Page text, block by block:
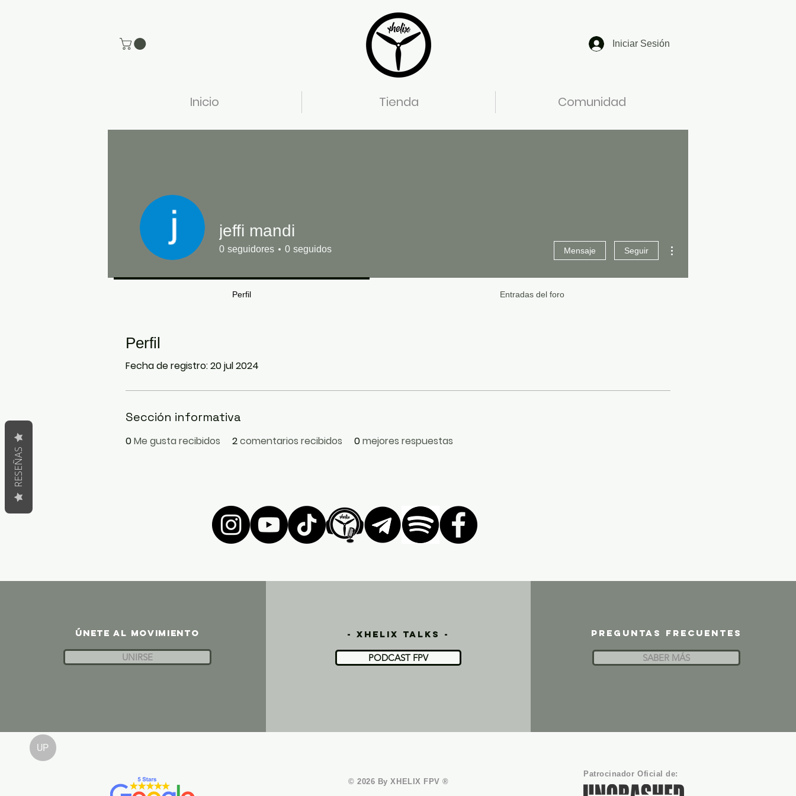
Iniciar Sesión
Inicio Tienda Comunidad
Perfil
Fecha de registro: 20 jul 2024
Sección informativa
0Me gusta recibidos 2comentarios recibidos 0mejores respuestas
jeffi mandi
0 seguidores 0 seguidos Mensaje Seguir
Perfil Entradas del foro
UP
ÚNETE AL MOVIMIENTO
UNIRSE
- xhelix talks -
PODCAST FPV
Preguntas frecuentes
SABER MÁS
© 2026 By XHELIX FPV ®
Patrocinador Oficial de:
RESEÑAS